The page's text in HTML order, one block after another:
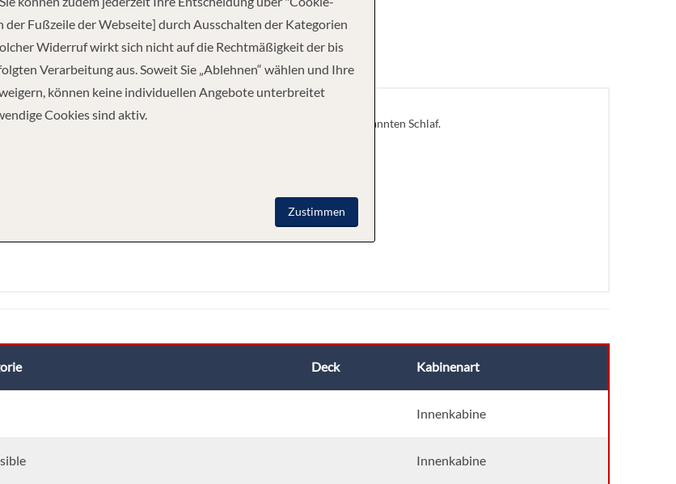
nordischen Design garantieren wir Ihnen Ruhe und einen entspannten Schlaf.
Deck Kabinenart
Innenkabine
Innenkabine
der Fußzeile der Webseite] durch Ausschalten der Kategorien
Widerruf wirkt sich nicht auf die Rechtmäßigkeit der bis
Verarbeitung aus. Soweit Sie „Ablehnen“ wählen und Ihre
können keine individuellen Angebote unterbreitet
Cookies sind aktiv.
Zustimmen